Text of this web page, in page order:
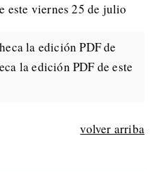
este viernes 25 de julio
la edición PDF de
la edición PDF de este
volver arriba